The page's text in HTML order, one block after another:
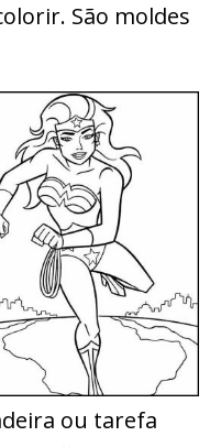
São moldes
ou tarefa